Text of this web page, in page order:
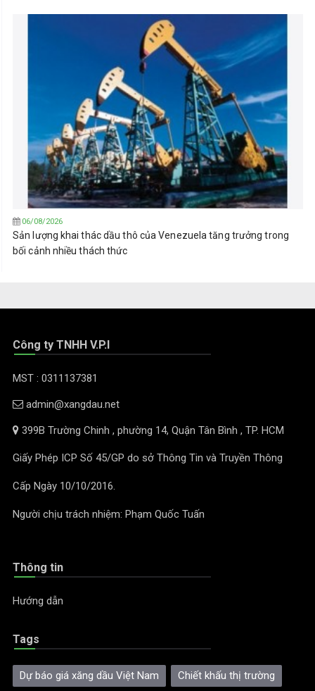
06/08/2026
Sản lượng khai thác dầu thô của Venezuela tăng trưởng trong
bối cảnh nhiều thách thức
Công ty TNHH V.P.I
MST : 0311137381
admin@xangdau.net
399B Trường Chinh , phường 14, Quận Tân Bình , TP. HCM
Giấy Phép ICP Số 45/GP do sở Thông Tin và Truyền Thông
Cấp Ngày 10/10/2016.
Người chịu trách nhiệm: Phạm Quốc Tuấn
Thông tin
Hướng dẫn
Tags
Dự báo giá xăng dầu Việt Nam Chiết khấu thị trường